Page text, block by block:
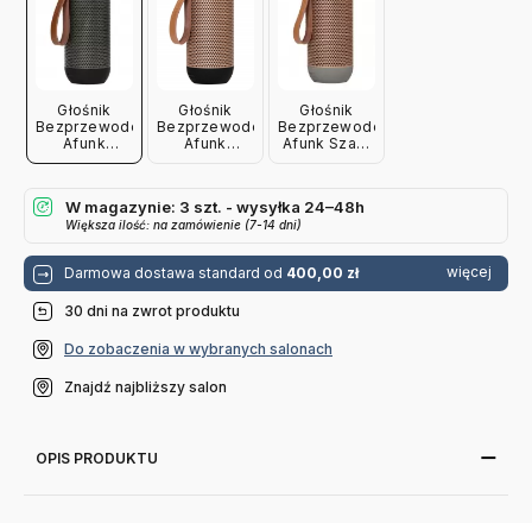
Głośnik
Bezprzewodowy
Afunk
Czarny Gun
Głośnik
Bezprzewodowy
Afunk
Głośnik
Bezprzewodowy
Afunk Szary
W magazynie: 3 szt. - wysyłka 24–48h
Większa ilość: na zamówienie (7-14 dni)
Darmowa dostawa standard od 400,00 zł więcej
30 dni na zwrot produktu
Do zobaczenia w wybranych salonach
Znajdź najbliższy salon
OPIS PRODUKTU